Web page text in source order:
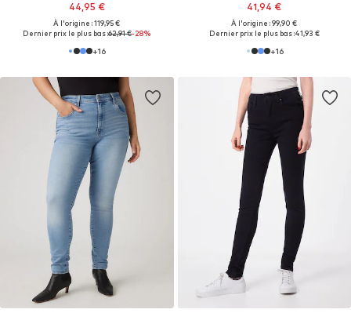
44,95 €
À l'origine : 119,95 €
Dernier prix le plus bas :62,91 €-28%
+16
41,94 €
À l'origine : 99,90 €
Dernier prix le plus bas :41,93 €
+16